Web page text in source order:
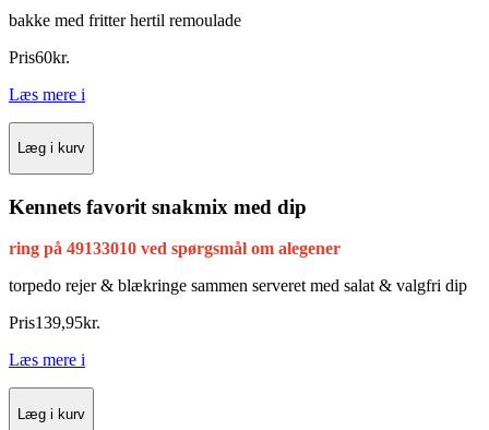
bakke med fritter hertil remoulade
Pris60kr.
Læs mere i
Læg i kurv
Kennets favorit snakmix med dip
ring på 49133010 ved spørgsmål om alegener
torpedo rejer & blækringe sammen serveret med salat & valgfri dip
Pris139,95kr.
Læs mere i
Læg i kurv